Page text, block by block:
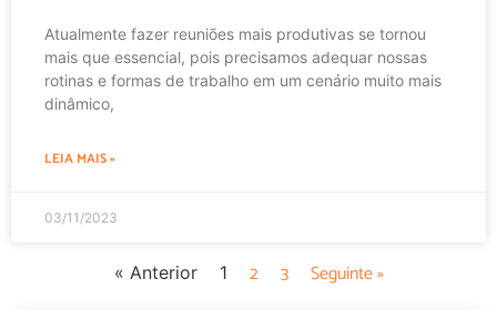
Atualmente fazer reuniões mais produtivas se tornou
mais que essencial, pois precisamos adequar nossas
rotinas e formas de trabalho em um cenário muito mais
dinâmico,
LEIA MAIS »
03/11/2023
« Anterior 1 2 3 Seguinte »